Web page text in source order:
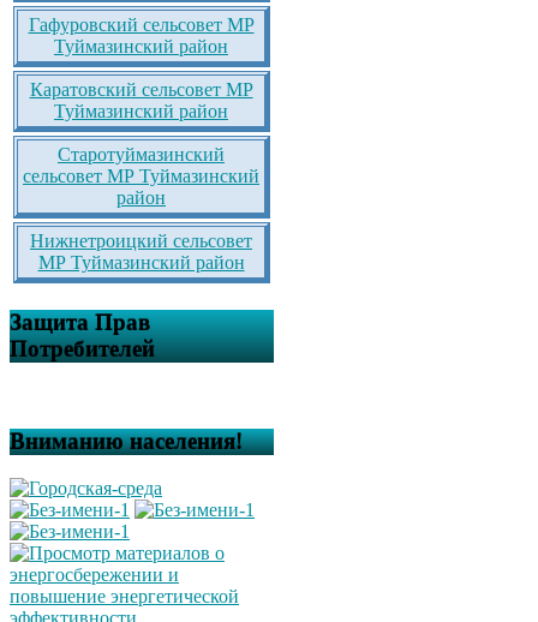
Гафуровский сельсовет МР
Туймазинский район
Каратовский сельсовет МР
Туймазинский район
Старотуймазинский
сельсовет МР Туймазинский
район
Нижнетроицкий сельсовет
МР Туймазинский район
Защита Прав
Потребителей
Вниманию населения!